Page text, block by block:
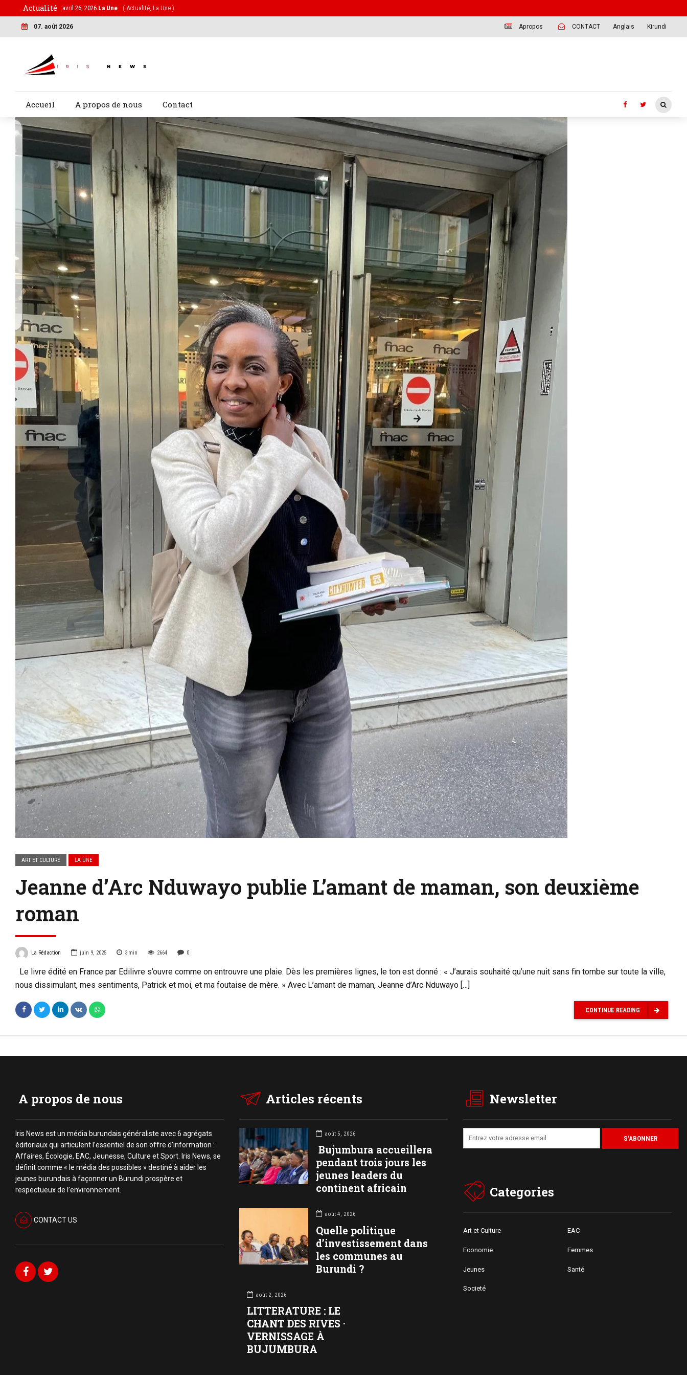
Actualité avril 26, 2026 La Une ( Actualité, La Une )
07. août 2026 Apropos CONTACT Anglais Kirundi
Accueil A propos de nous Contact
ART ET CULTURE LA UNE
Jeanne d’Arc Nduwayo publie L’amant de maman, son deuxième
roman
La Rédaction juin 9, 2025 3 min 2664 0
Le livre édité en France par Edilivre s’ouvre comme on entrouvre une plaie. Dès les premières lignes, le ton est donné : « J’aurais souhaité qu’une nuit sans fin tombe sur toute la ville,
nous dissimulant, mes sentiments, Patrick et moi, et ma foutaise de mère. » Avec L’amant de maman, Jeanne d’Arc Nduwayo […]
CONTINUE READING
A propos de nous
Iris News est un média burundais généraliste avec 6 agrégats
éditoriaux qui articulent l’essentiel de son offre d’information :
Affaires, Écologie, EAC, Jeunesse, Culture et Sport. Iris News, se
définit comme « le média des possibles » destiné à aider les
jeunes burundais à façonner un Burundi prospère et
respectueux de l’environnement.
CONTACT US
Articles récents
août 5, 2026
Bujumbura accueillera
pendant trois jours les
jeunes leaders du
continent africain
août 4, 2026
Quelle politique
d’investissement dans
les communes au
Burundi ?
août 2, 2026
LITTERATURE : LE
CHANT DES RIVES ·
VERNISSAGE À
BUJUMBURA
Newsletter
Categories
Art et Culture EAC
Economie Femmes
Jeunes Santé
Societé